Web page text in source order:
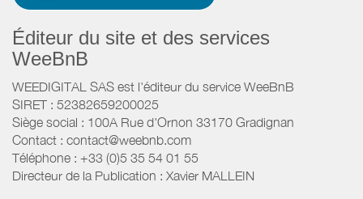
Éditeur du site et des services
WeeBnB
WEEDIGITAL SAS est l'éditeur du service WeeBnB
SIRET : 52382659200025
Siège social : 100A Rue d'Ornon 33170 Gradignan
Contact : contact@weebnb.com
Téléphone : +33 (0)5 35 54 01 55
Directeur de la Publication : Xavier MALLEIN